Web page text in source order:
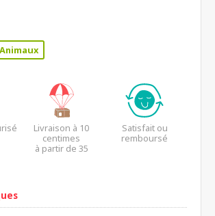
Animaux
Livraison à 10
centimes
à partir de 35
Satisfait ou
remboursé